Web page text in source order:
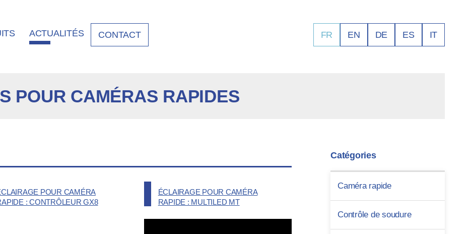
ACTUALITÉS CONTACT FR EN DE ES IT
POUR CAMÉRAS RAPIDES
POUR CAMÉRA
: CONTRÔLEUR GX8
ÉCLAIRAGE POUR CAMÉRA
RAPIDE : MULTILED MT
Catégories
Caméra rapide
Contrôle de soudure